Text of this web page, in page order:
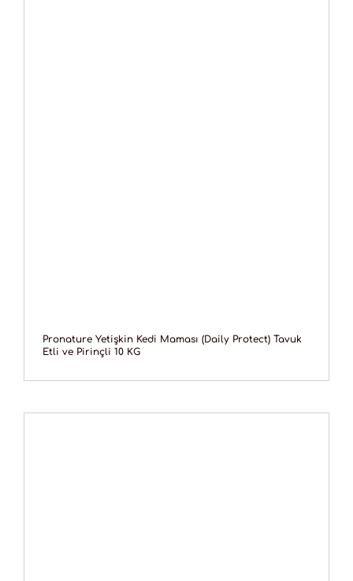
Pronature Yetişkin Kedi Maması (Daily Protect) Tavuk
Etli ve Pirinçli 10 KG